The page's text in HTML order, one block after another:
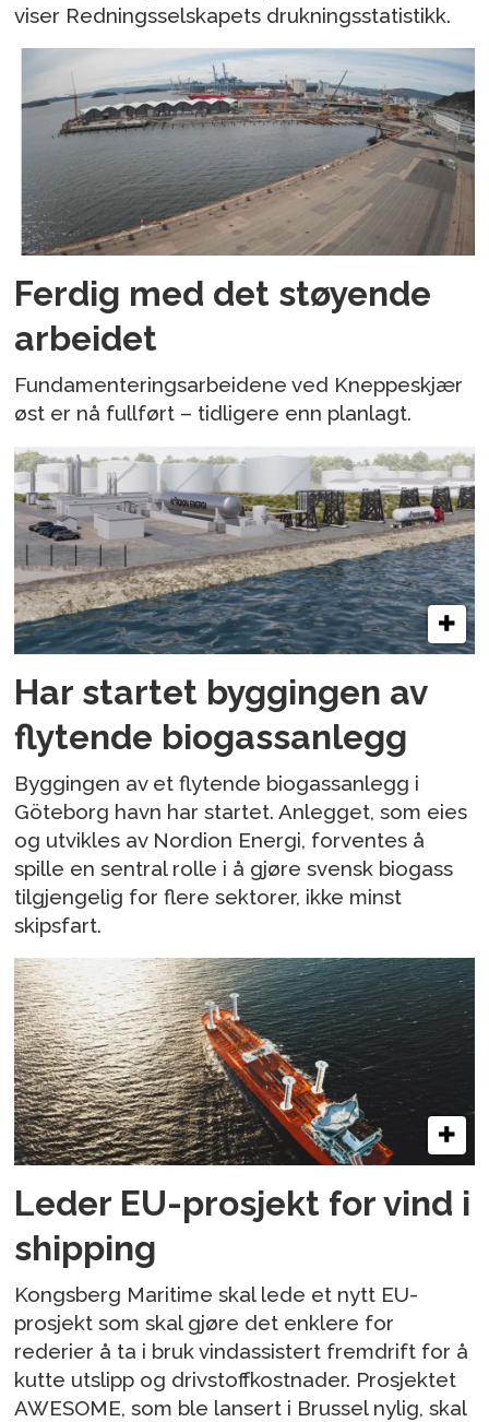
viser Redningsselskapets drukningsstatistikk.
Ferdig med det støyende
arbeidet
Fundamenteringsarbeidene ved Kneppeskjær
øst er nå fullført – tidligere enn planlagt.
Har startet byggingen av
flytende biogassanlegg
Byggingen av et flytende biogassanlegg i
Göteborg havn har startet. Anlegget, som eies
og utvikles av Nordion Energi, forventes å
spille en sentral rolle i å gjøre svensk biogass
tilgjengelig for flere sektorer, ikke minst
skipsfart.
Leder EU-prosjekt for vind i
shipping
Kongsberg Maritime skal lede et nytt EU-
prosjekt som skal gjøre det enklere for
rederier å ta i bruk vindassistert fremdrift for å
kutte utslipp og drivstoffkostnader. Prosjektet
AWESOME, som ble lansert i Brussel nylig, skal